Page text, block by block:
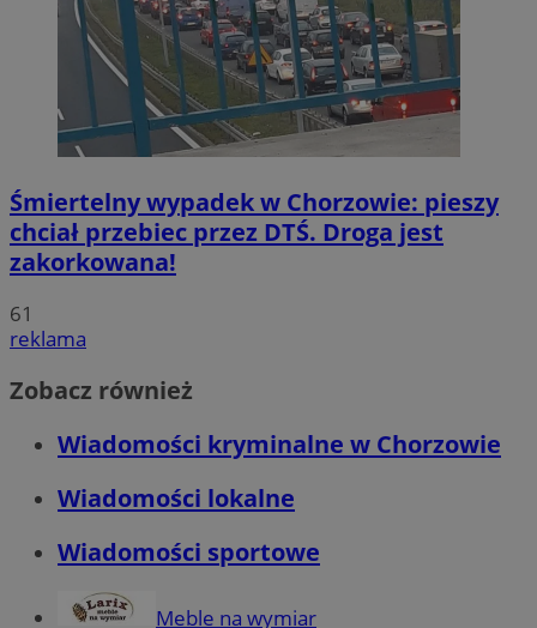
Śmiertelny wypadek w Chorzowie: pieszy
chciał przebiec przez DTŚ. Droga jest
zakorkowana!
61
reklama
Zobacz również
Wiadomości kryminalne w Chorzowie
Wiadomości lokalne
Wiadomości sportowe
Meble na wymiar